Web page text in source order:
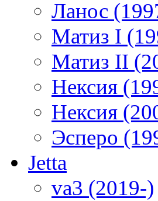
Ланос
Матиз I
Матиз II
Нексия
Нексия
Эсперо
Jetta
va3 (2019-)